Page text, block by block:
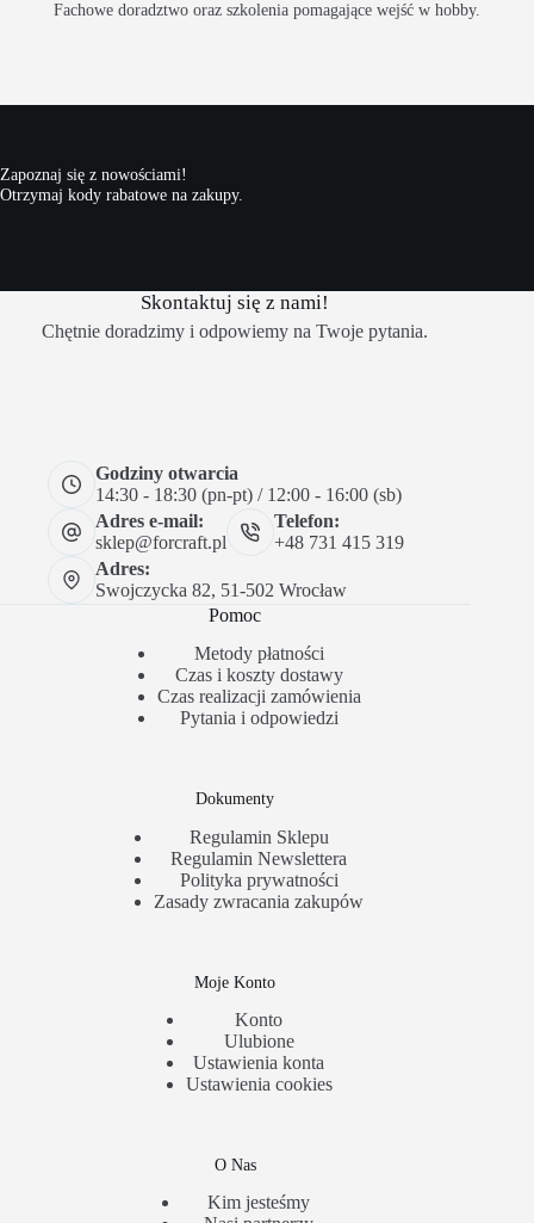
Fachowe doradztwo oraz szkolenia pomagające wejść w hobby.
Zapoznaj się z nowościami!
Otrzymaj kody rabatowe na zakupy.
Skontaktuj się z nami!
Chętnie doradzimy i odpowiemy na Twoje pytania.
Godziny otwarcia
14:30 - 18:30 (pn-pt) / 12:00 - 16:00 (sb)
Adres e-mail:
sklep@forcraft.pl
Telefon:
+48 731 415 319
Adres:
Swojczycka 82, 51-502 Wrocław
Pomoc
Metody płatności
Czas i koszty dostawy
Czas realizacji zamówienia
Pytania i odpowiedzi
Dokumenty
Regulamin Sklepu
Regulamin Newslettera
Polityka prywatności
Zasady zwracania zakupów
Moje Konto
Konto
Ulubione
Ustawienia konta
Ustawienia cookies
O Nas
Kim jesteśmy